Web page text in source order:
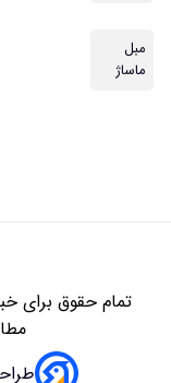
مبل
ماساژ
تمام حقوق برای